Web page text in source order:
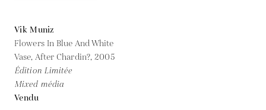
Vik Muniz
Flowers In Blue And White
Vase, After Chardin?,2005
Édition Limitée
Mixed média
Vendu